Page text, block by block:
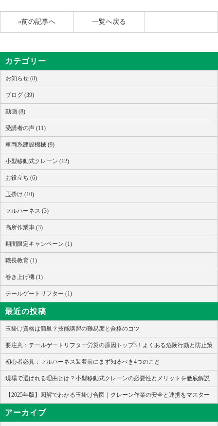
«前の記事へ 一覧へ戻る
カテゴリー
お知らせ (8)
ブログ (39)
動画 (8)
受講者の声 (11)
車両系建設機械 (9)
小型移動式クレーン (12)
お役立ち (6)
玉掛け (10)
フルハーネス (3)
高所作業車 (3)
期間限定キャンペーン (1)
職長教育 (1)
巻き上げ機 (1)
テールゲートリフター (1)
最近の投稿
玉掛け資格は簡単？技能講習の難易度と合格のコツ
要注意：テールゲートリフター労災の原因トップ3！よくある危険行動と防止策
初心者必見：フルハーネス装着前にまず知るべき4つのこと
現場で選ばれる理由とは？小型移動式クレーンの必要性とメリットを徹底解説
【2025年版】図解でわかる玉掛け合図｜クレーン作業の安全と連携をマスター
アーカイブ